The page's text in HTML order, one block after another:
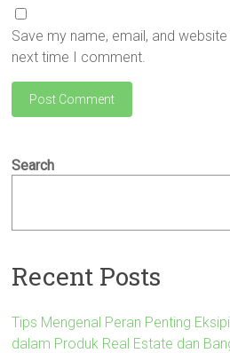
Save my name, email, and
next time I comment.
Search
Recent Posts
Tips Mengenal Peran Penting
dalam Produk Real Estate dan